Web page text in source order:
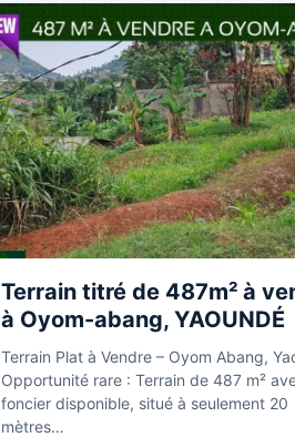
Terrain titré de 487m² à
à Oyom-abang, YAOUNDÉ
Terrain Plat à Vendre – Oyom Abang,
Opportunité rare : Terrain de 487 m²
foncier disponible, situé à seulement 20
mètres…